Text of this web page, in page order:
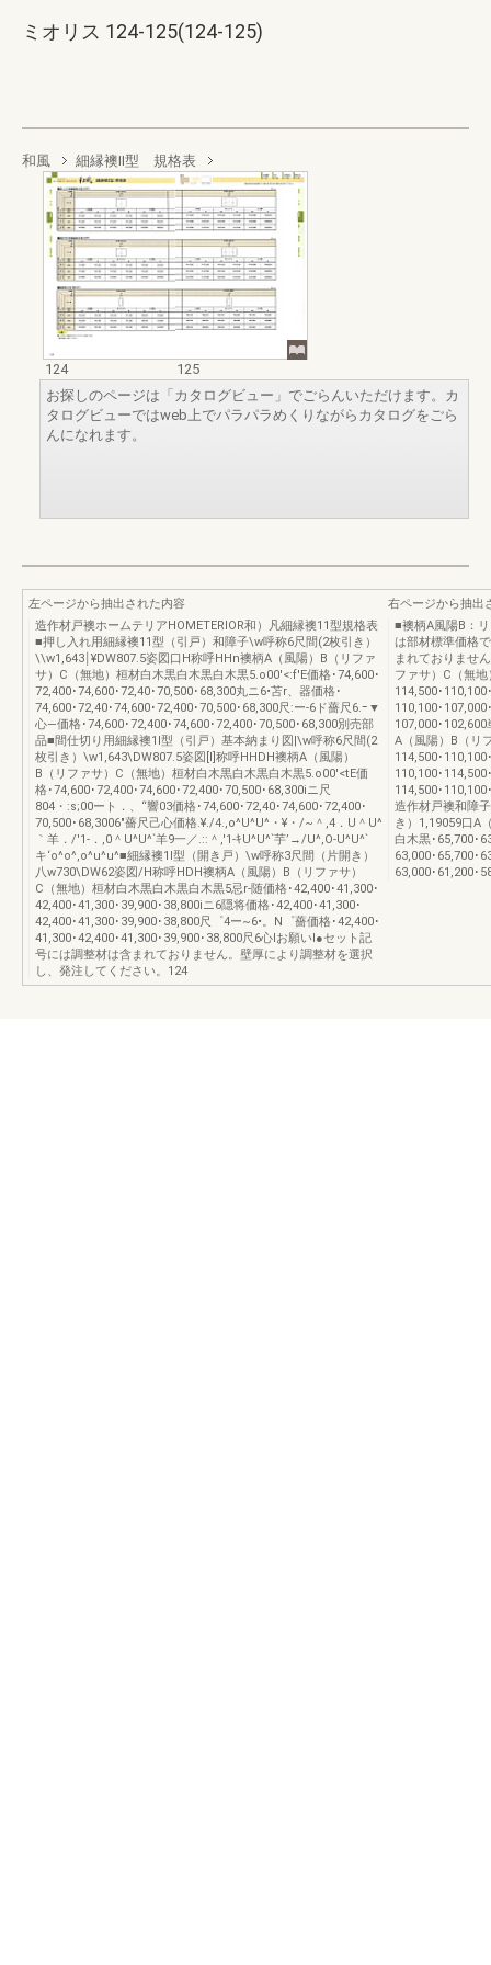
ミオリス 124-125(124-125)
和風 細縁襖II型 規格表
124
125
お探しのページは「カタログビュー」でごらんいただけます。カ
タログビューではweb上でパラパラめくりながらカタログをごら
んになれます。
左ページから抽出された内容
造作材戸襖ホームテリアHOMETERIOR和）凡細縁襖11型規格表
■押し入れ用細縁襖11型（引戸）和障子\w呼称6尺間(2枚引き）
\\w1,643￨¥DW807.5姿図口H称呼HHn襖柄A（風陽）B（リファ
サ）C（無地）桓材白木黒白木黒白木黒5.o00'<:f'E価格･74,600･
72,400･74,600･72,40･70,500･68,300丸ニ6•苫r、器価格･
74,600･72,40･74,600･72,400･70,500･68,300尺:ー-6ド薔尺6.ｰ▼
心—価格･74,600･72,400･74,600･72,400･70,500･68,300別売部
品■間仕切り用細縁襖1I型（引戸）基本納まり図|\w呼称6尺間(2
枚引き）\w1,643\DW807.5姿図[I]称呼HHDH襖柄A（風陽）
B（リファサ）C（無地）桓材白木黒白木黒白木黒5.o00'<tE価
格･74,600･72,400･74,600･72,400･70,500･68,300iニ尺
804・:s;00ート．、“響03価格･74,600･72,40･74,600･72,400･
70,500･68,3006"薔尺己心価格.¥./4.,o^U^U^・¥・/~＾,4．U＾U^
｀羊．/'1-．,0＾U^U^`羊9一／.::＾,'1-ｷU^U^`芋’→/U^,O-U^U^`
キ‘o^o^,o^u^u^■細縁襖1I型（開き戸）\w呼称3尺間（片開き）
八w730\DW62姿図/H称呼HDH襖柄A（風陽）B（リファサ）
C（無地）桓材白木黒白木黒白木黒5忌r-随価格･42,400･41,300･
42,400･41,300･39,900･38,800iニ6隠将価格･42,400･41,300･
42,400･41,300･39,900･38,800尺゜4ー~6•。N゜薔価格･42,400･
41,300･42,400･41,300･39,900･38,800尺6心Iお願いI●セット記
号には調整材は含まれておりません。壁厚により調整材を選択
し、発注してください。124
右ページから抽出
■襖柄A風陽B：
は部材標準価格
まれておりませ
ファサ）C（無
114,500･
110,100･
107,000･
A（風陽）B（リ
114,500･
110,100･
114,500･
造作材戸襖和障
き）1,19059口A
白木黒･65,700･
63,000･65,700･
63,000･61,200･